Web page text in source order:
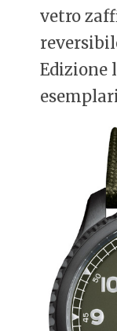
vetro
Edizione